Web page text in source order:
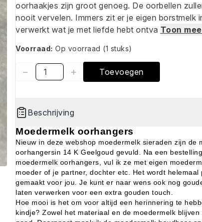
oorhaakjes zijn groot genoeg. De oorbellen
nooit vervelen. Immers zit er je eigen borstmelk
verwerkt wat je met liefde hebt ontva Toon
Voorraad: Op voorraad (1 stuks)
− + Toevoegen
Beschrijving
Moedermelk oorhangers
Nieuw in deze webshop moedermelk sieraden zijn de
oorhangersin 14 K Geelgoud gevuld. Na een
moedermelk oorhangers, vul ik ze met eigen
moeder of je partner, dochter etc. Het wordt helemaal
gemaakt voor jou. Je kunt er naar wens ook nog
laten verwerken voor een extra gouden touch.
Hoe mooi is het om voor altijd een herinnering te
kindje? Zowel het materiaal en de moedermelk blijven